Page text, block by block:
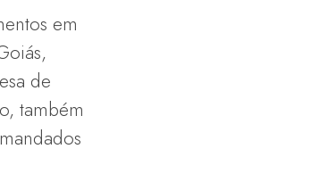
em
de
também